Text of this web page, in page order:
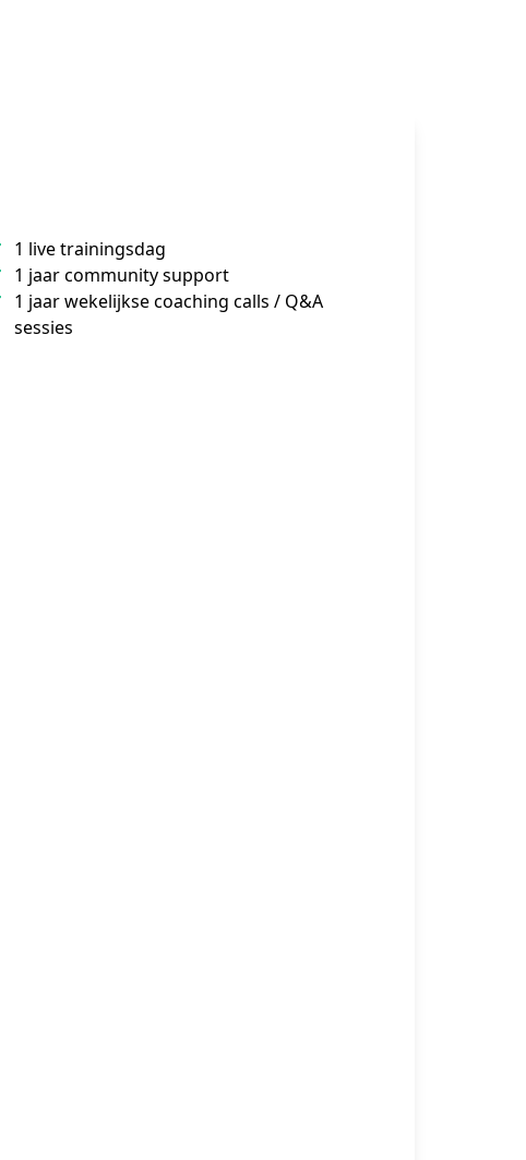
1 live trainingsdag
1 jaar community support
1 jaar wekelijkse coaching calls / Q&A
sessies